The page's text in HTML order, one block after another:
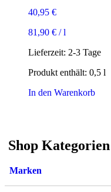
40,95 €
81,90 € /l
Lieferzeit: 2-3 Tage
Produkt enthält: 0,5 l
In den Warenkorb
Shop Kategorien
Marken